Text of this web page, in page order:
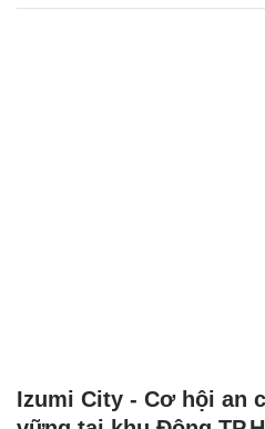
Izumi City - Cơ hội an